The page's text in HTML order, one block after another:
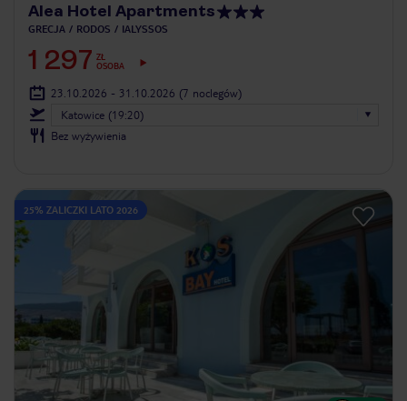
Alea Hotel Apartments
GRECJA RODOS IALYSSOS
1 297 ZŁ
OSOBA
23.10.2026 - 31.10.2026 (7 noclegów)
Katowice (19:20)
Bez wyżywienia
25% ZALICZKI LATO 2026